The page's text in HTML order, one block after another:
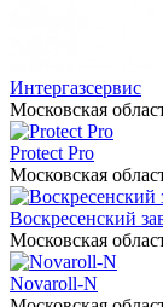
Интергазсервис
Московская
Protect Pro
Московская
Воскресенский
Московская
Novaroll-N